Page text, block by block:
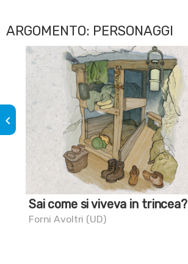
ARGOMENTO: PERSONAGGI
Sai come si viveva in trincea?
Forni Avoltri (UD)
keyboard_arrow_left